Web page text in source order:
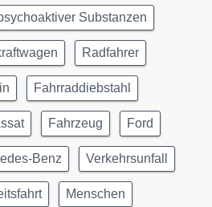
Substanzen
Radfahrer
Fahrraddiebstahl
Fahrzeug Ford
Benz Verkehrsunfall
Menschen